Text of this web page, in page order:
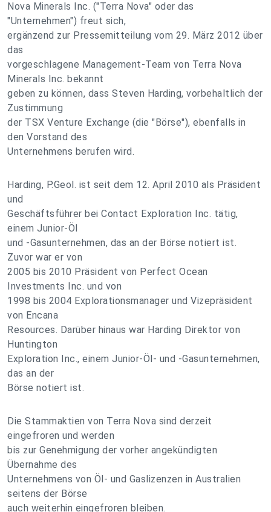
Nova Minerals Inc. ("Terra Nova" oder das
"Unternehmen") freut sich,
ergänzend zur Pressemitteilung vom 29. März 2012 über
das
vorgeschlagene Management-Team von Terra Nova
Minerals Inc. bekannt
geben zu können, dass Steven Harding, vorbehaltlich der
Zustimmung
der TSX Venture Exchange (die "Börse"), ebenfalls in
den Vorstand des
Unternehmens berufen wird.
Harding, P.Geol. ist seit dem 12. April 2010 als Präsident
und
Geschäftsführer bei Contact Exploration Inc. tätig,
einem Junior-Öl
und -Gasunternehmen, das an der Börse notiert ist.
Zuvor war er von
2005 bis 2010 Präsident von Perfect Ocean
Investments Inc. und von
1998 bis 2004 Explorationsmanager und Vizepräsident
von Encana
Resources. Darüber hinaus war Harding Direktor von
Huntington
Exploration Inc., einem Junior-Öl- und -Gasunternehmen,
das an der
Börse notiert ist.
Die Stammaktien von Terra Nova sind derzeit
eingefroren und werden
bis zur Genehmigung der vorher angekündigten
Übernahme des
Unternehmens von Öl- und Gaslizenzen in Australien
seitens der Börse
auch weiterhin eingefroren bleiben.